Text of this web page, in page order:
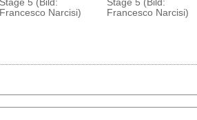
Stage 5 (Bild:
Francesco Narcisi)
Stage 5 (Bild:
Francesco Narcisi)